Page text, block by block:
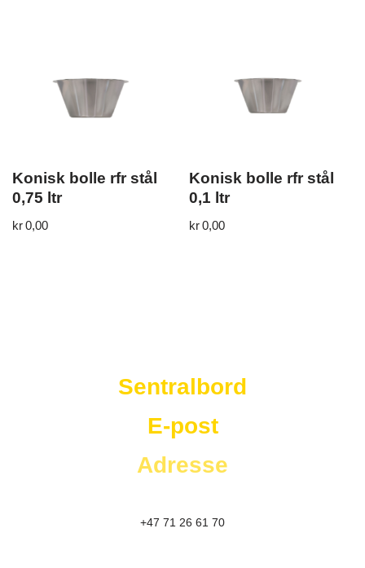
Konisk bolle rfr stål
0,75 ltr
kr0,00
Konisk bolle rfr stål
0,1 ltr
kr0,00
Sentralbord
E-post
Adresse
+47 71 26 61 70